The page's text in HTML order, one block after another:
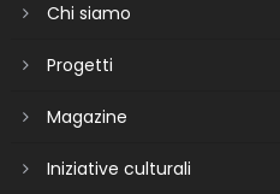
Chi siamo
Progetti
Magazine
Iniziative culturali